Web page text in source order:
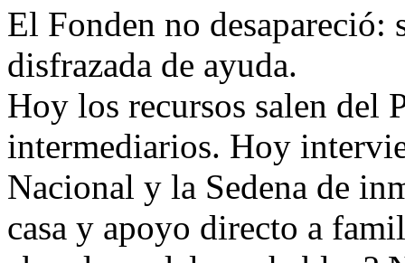
El Fonden no desapareció:
disfrazada de ayuda.
Hoy los recursos salen del
intermediarios. Hoy
Nacional y la Sedena de
casa y apoyo directo a